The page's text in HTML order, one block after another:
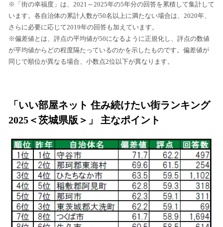
※「街の幸福度」は、2021～2025年の5年分の回答を累積して集計して
います。各自治体の累計人数が50名以上に満たない場合は、2020年、
さらに必要に応じて2019年の回答も加えています。
※偏差値とは、評点の平均値が50になるように正規化し、評点の数値
が平均値からどの程度隔たっているのかを示したものです。偏差値が
同じで順位が異なる場合、小数点2位以下が異なります。
「いい部屋ネット 住み続けたい街ランキング
2025＜茨城県版＞」 主なポイント